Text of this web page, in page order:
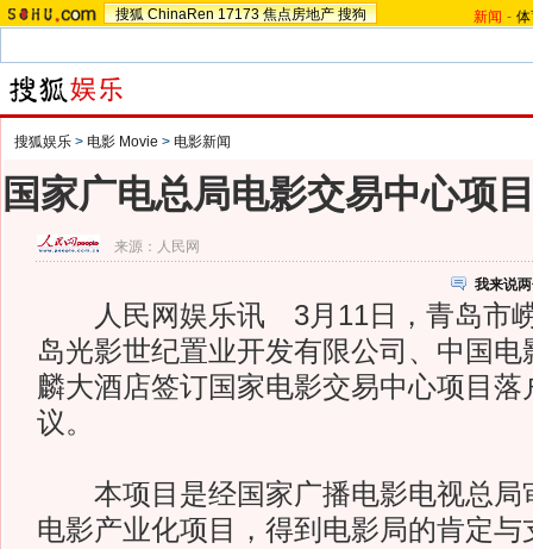
搜狐 ChinaRen 17173 焦点房地产 搜狗 新闻 -
搜狐娱乐 > 电影 Movie > 电影新闻
国家广电总局电影交易中心项
来源： 人民网
我来说
人民网娱乐讯 3月11日，青岛市崂
岛光影世纪置业开发有限公司、中国
麟大酒店签订国家电影交易中心项目落
议。
本项目是经国家广播电影电视总局
电影产业化项目，得到电影局的肯定与